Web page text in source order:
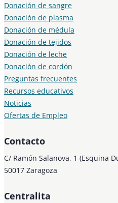
Donación de sangre
Donación de plasma
Donación de médula
Donación de tejidos
Donación de leche
Donación de cordón
Preguntas frecuentes
Recursos educativos
Noticias
Ofertas de Empleo
Contacto
C/ Ramón Salanova, 1 (Esquina
50017 Zaragoza
Centralita